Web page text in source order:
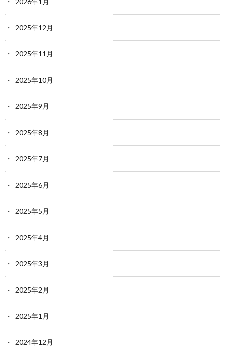
2025年12月
2025年11月
2025年10月
2025年9月
2025年8月
2025年7月
2025年6月
2025年5月
2025年4月
2025年3月
2025年2月
2025年1月
2024年12月